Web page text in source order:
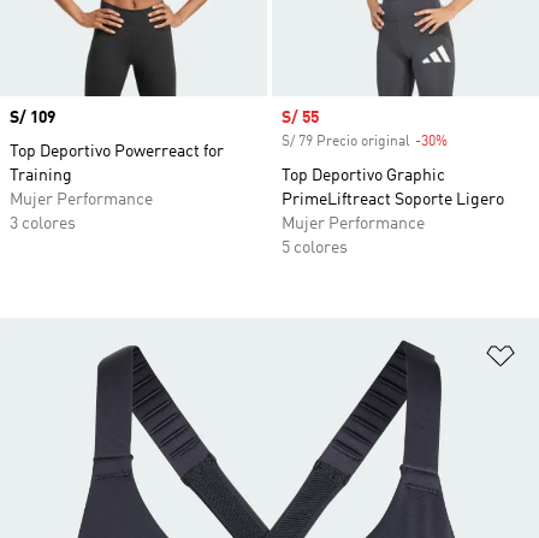
Precio
S/ 109
Top Deportivo Powerreact for
Training
Mujer Performance
3 colores
Precio de venta
S/ 55
S/ 79 Precio original -30%
Top Deportivo Graphic
PrimeLiftreact Soporte Ligero
Mujer Performance
5 colores